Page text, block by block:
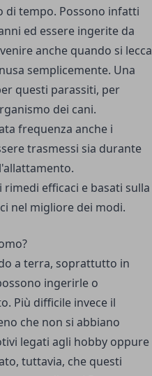
di tempo. Possono infatti
ed essere ingerite da
anche quando si lecca
semplicemente. Una
questi parassiti, per
dei cani.
frequenza anche i
trasmessi sia durante
efficaci e basati sulla
nel migliore dei modi.
a terra, soprattutto in
ingerirle o
Più difficile invece il
che non si abbiano
legati agli hobby oppure
tuttavia, che questi